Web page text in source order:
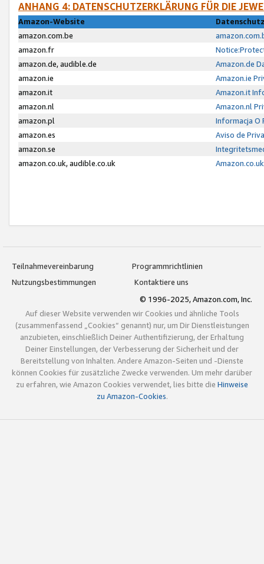
ANHANG 4: DATENSCHUTZERKLÄRUNG FÜR DIE
Amazon-Website
amazon.com.be
amazon.fr
amazon.de, audible.de
Amazon.de
amazon.ie
Amazon.ie
amazon.it
Amazon.it
amazon.nl
Amazon.nl
amazon.pl
Informacja O
amazon.es
Aviso de
amazon.se
amazon.co.uk, audible.co.uk
Teilnahmevereinbarung
Programmrichtlinien
Nutzungsbestimmungen
Kontaktiere uns
© 1996-2025, Amazon.com, Inc.
Auf dieser Website verwenden wir Cookies und ähnliche Tools
(zusammenfassend „Cookies“ genannt) nur, um Dir Dienstleistungen
anzubieten, einschließlich Deiner Authentifizierung, der Erhaltung
Deiner Einstellungen, der Verbesserung der Sicherheit und der
Bereitstellung von Inhalten. Andere Amazon-Seiten und -Dienste
können Cookies für zusätzliche Zwecke verwenden. Um mehr darüber
zu erfahren, wie Amazon Cookies verwendet, lies bitte die Hinweise
zu Amazon-Cookies.